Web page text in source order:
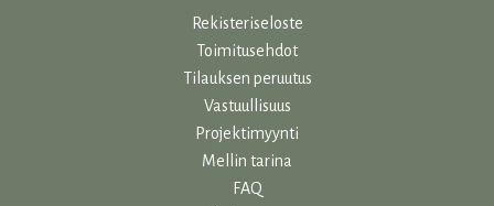
Rekisteriseloste
Toimitusehdot
Tilauksen peruutus
Vastuullisuus
Projektimyynti
Mellin tarina
FAQ